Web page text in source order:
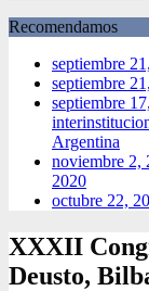
Recomendamos
septiembre
septiembre
septiembre
Argentina
noviembre 2,
2020
octubre 22,
XXXII
Deusto,